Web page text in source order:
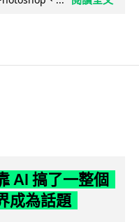
AI 搞了一整個
成為話題